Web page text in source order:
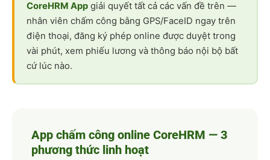
CoreHRM App giải quyết tất cả các vấn đề trên —
nhân viên chấm công bằng GPS/FaceID ngay trên
điện thoại, đăng ký phép online được duyệt trong
vài phút, xem phiếu lương và thông báo nội bộ bất
cứ lúc nào.
App chấm công online CoreHRM — 3
phương thức linh hoạt